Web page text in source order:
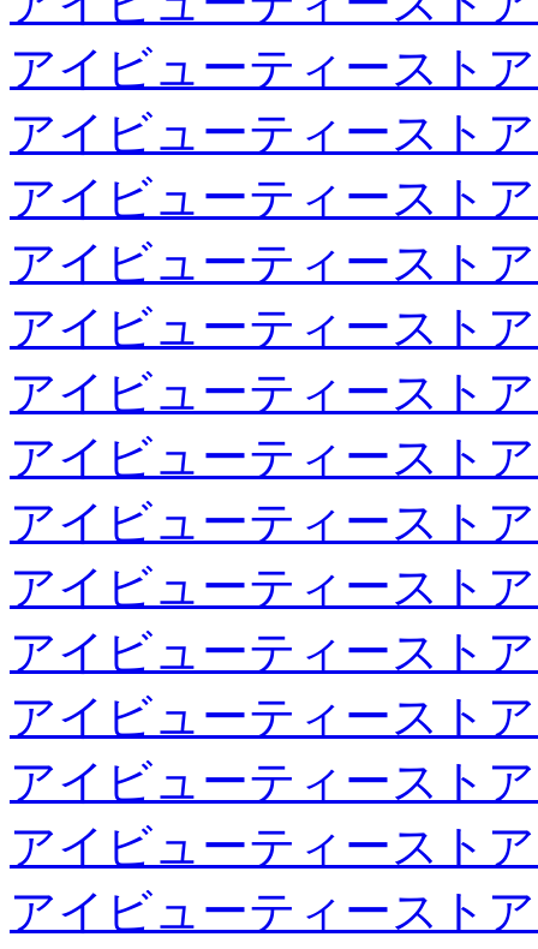
アイビューティースト
アイビューティースト
アイビューティースト
アイビューティースト
アイビューティースト
アイビューティースト
アイビューティースト
アイビューティースト
アイビューティースト
アイビューティースト
アイビューティースト
アイビューティースト
アイビューティースト
アイビューティースト